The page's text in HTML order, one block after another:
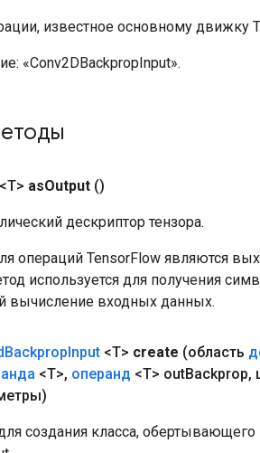
известное основному движку
«Conv2DBackpropInput».
<T> asOutput ()
дескриптор тензора.
операций TensorFlow являются
используется для получения
вычисление входных данных.
BackpropInput <T> create (область
<T>, операнд <T> outBackprop,
создания класса,